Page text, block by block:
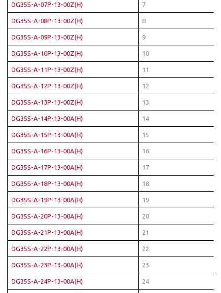
DG35S-A-07P-13-00Z(H) 7
DG35S-A-08P-13-00Z(H) 8
DG35S-A-09P-13-00Z(H) 9
DG35S-A-10P-13-00Z(H) 10
DG35S-A-11P-13-00Z(H) 11
DG35S-A-12P-13-00Z(H) 12
DG35S-A-13P-13-00Z(H) 13
DG35S-A-14P-13-00A(H) 14
DG35S-A-15P-13-00A(H) 15
DG35S-A-16P-13-00A(H) 16
DG35S-A-17P-13-00A(H) 17
DG35S-A-18P-13-00A(H) 18
DG35S-A-19P-13-00A(H) 19
DG35S-A-20P-13-00A(H) 20
DG35S-A-21P-13-00A(H) 21
DG35S-A-22P-13-00A(H) 22
DG35S-A-23P-13-00A(H) 23
DG35S-A-24P-13-00A(H) 24